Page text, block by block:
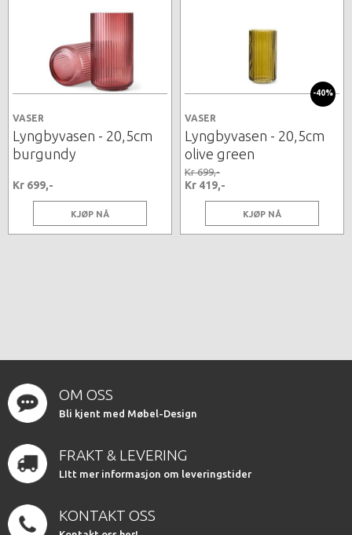
VASER
Lyngbyvasen - 20,5cm
burgundy
Kr 699,-
KJØP NÅ
-40%
VASER
Lyngbyvasen - 20,5cm
olive green
Kr 699,-
Kr 419,-
KJØP NÅ
OM OSS
Bli kjent med Møbel-Design
FRAKT & LEVERING
LItt mer informasjon om leveringstider
KONTAKT OSS